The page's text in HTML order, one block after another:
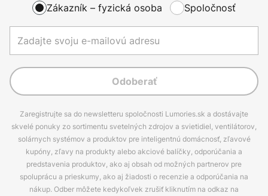
Zákazník – fyzická osoba Spoločnosť
Odoberať
Zaregistrujte sa do newsletteru spoločnosti Lumories.sk a dostávajte
skvelé ponuky zo sortimentu svetelných zdrojov a svietidiel, ventilátorov,
solárnych systémov a produktov pre inteligentnú domácnosť, zľavové
kupóny, zľavy na produkty alebo akciové balíčky, odporúčania a
predstavenia produktov, ako aj obsah od možných partnerov pre
spoluprácu a prieskumy, ako aj žiadosti o recenzie a odporúčania na
nákup. Odber môžete kedykoľvek zrušiť kliknutím na odkaz na